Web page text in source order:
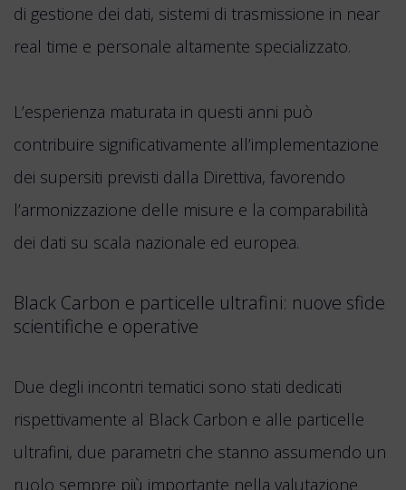
di gestione dei dati, sistemi di trasmissione in near
real time e personale altamente specializzato.
L’esperienza maturata in questi anni può
contribuire significativamente all’implementazione
dei supersiti previsti dalla Direttiva, favorendo
l’armonizzazione delle misure e la comparabilità
dei dati su scala nazionale ed europea.
Black Carbon e particelle ultrafini: nuove sfide
scientifiche e operative
Due degli incontri tematici sono stati dedicati
rispettivamente al Black Carbon e alle particelle
ultrafini, due parametri che stanno assumendo un
ruolo sempre più importante nella valutazione